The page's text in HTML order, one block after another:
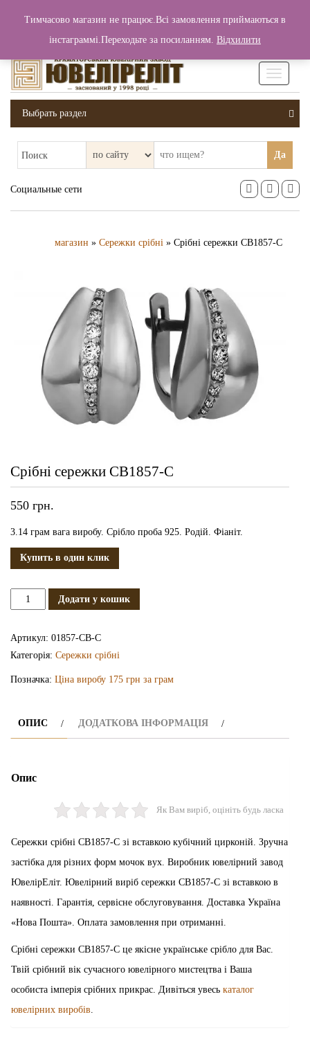
Вход / Регистрация 0 грн.
Выбрать раздел
Поиск Да
Социальные сети
магазин » Сережки срібні » Срібні сережки СВ1857-С
Срібні сережки СВ1857-С
550 грн.
3.14 грам вага виробу. Срібло проба 925. Родій. Фіаніт.
Купить в один клик
Срібні
Додати у кошик
Артикул: 01857-СВ-С
Категорія: Сережки срібні
Позначка: Ціна виробу 175 грн за грам
ОПИС ДОДАТКОВА ІНФОРМАЦІЯ
Опис
Як Вам виріб, оцініть будь ласка
Сережки срібні СВ1857-С зі вставкою кубічний цирконій. Зручна
застібка для різних форм мочок вух. Виробник ювелірний завод
ЮвелірЕліт. Ювелірний виріб сережки СВ1857-С зі вставкою в
наявності. Гарантія, сервісне обслуговування. Доставка Україна
«Нова Пошта». Оплата замовлення при отриманні.
Срібні сережки СВ1857-С це якісне українське срібло для Вас.
Твій срібний вік сучасного ювелірного мистецтва і Ваша
особиста імперія срібних прикрас. Дивіться увесь каталог
ювелірних виробів
Тимчасово магазин не працює.Всі замовлення приймаються в
інстаграммі.Переходьте за посиланням. Відхилити